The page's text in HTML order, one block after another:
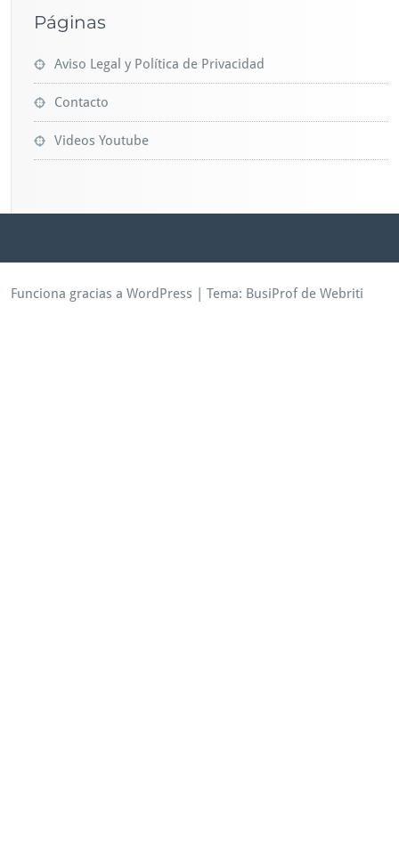
Páginas
Aviso Legal y Política de Privacidad
Contacto
Videos Youtube
Funciona gracias a WordPress | Tema: BusiProf de Webriti